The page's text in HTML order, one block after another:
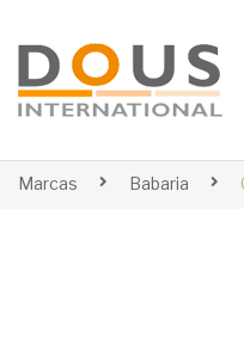
Marcas Babaria